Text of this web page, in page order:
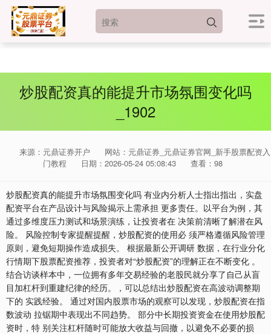
炒股配资真的能提升市场氛围变化吗
_1902
来源：元鼎证券开户
网站：元鼎证券_元鼎证券官网_新手股票配资入
门教程
日期：2026-05-24 05:08:43 查看：98
炒股配资真的能提升市场氛围变化吗 有业内分析人士指出指出，实盘
配资平台在产品设计与风险揭示上需承担 更多责任。以平台为例，其
通过多维度压力测试和场景演练，让投资者在 决策前清晰了解潜在风
险。 风险控制专家提醒提醒，炒股配资的使用必 须严格遵循风险管理
原则，避免短期操作造成损失。 根据最新公开调研 数据，在行业分化
行情期下股票配资推荐，投资者对“炒股配资”的理解正在不断变化 。
结合访谈样本中，一位拥有多年交易经验的老股民就分享了自己从盲
目加杠杆到重建纪律的经历。，可以总结出炒股配资在高波动调整期
下的 实践经验。 通过对国内股票市场的观察可以发现，炒股配资在指
数波动 拉锯期中表现出不同趋势。 部分中长期投资资金在使用炒股配
资时，特 别关注杠杆随时可能放大收益与回撤，以避免不必要的损